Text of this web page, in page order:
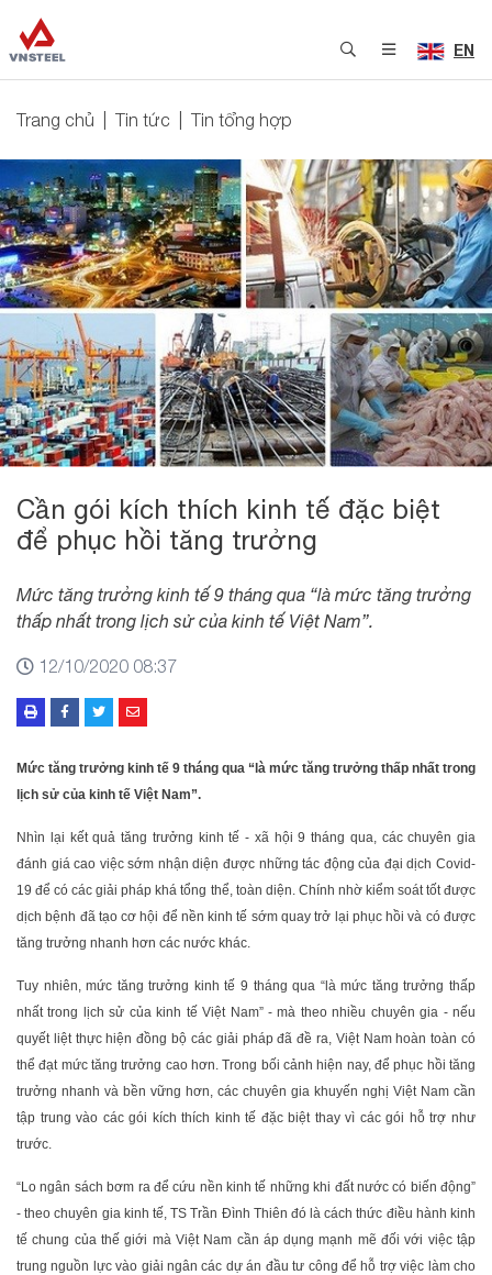
EN
Trang chủ Tin tức Tin tổng hợp
Cần gói kích thích kinh tế đặc biệt
để phục hồi tăng trưởng
Mức tăng trưởng kinh tế 9 tháng qua “là mức tăng trưởng
thấp nhất trong lịch sử của kinh tế Việt Nam”.
12/10/2020 08:37
Mức tăng trưởng kinh tế 9 tháng qua “là mức tăng trưởng thấp nhất trong
lịch sử của kinh tế Việt Nam”.
Nhìn lại kết quả tăng trưởng kinh tế - xã hội 9 tháng qua, các chuyên gia
đánh giá cao việc sớm nhận diện được những tác động của đại dịch Covid-
19 để có các giải pháp khá tổng thể, toàn diện. Chính nhờ kiểm soát tốt được
dịch bệnh đã tạo cơ hội để nền kinh tế sớm quay trở lại phục hồi và có được
tăng trưởng nhanh hơn các nước khác.
Tuy nhiên, mức tăng trưởng kinh tế 9 tháng qua “là mức tăng trưởng thấp
nhất trong lịch sử của kinh tế Việt Nam” - mà theo nhiều chuyên gia - nếu
quyết liệt thực hiện đồng bộ các giải pháp đã đề ra, Việt Nam hoàn toàn có
thể đạt mức tăng trưởng cao hơn. Trong bối cảnh hiện nay, để phục hồi tăng
trưởng nhanh và bền vững hơn, các chuyên gia khuyến nghị Việt Nam cần
tập trung vào các gói kích thích kinh tế đặc biệt thay vì các gói hỗ trợ như
trước.
“Lo ngân sách bơm ra để cứu nền kinh tế những khi đất nước có biến động”
- theo chuyên gia kinh tế, TS Trần Đình Thiên đó là cách thức điều hành kinh
tế chung của thế giới mà Việt Nam cần áp dụng mạnh mẽ đối với việc tập
trung nguồn lực vào giải ngân các dự án đầu tư công để hỗ trợ việc làm cho